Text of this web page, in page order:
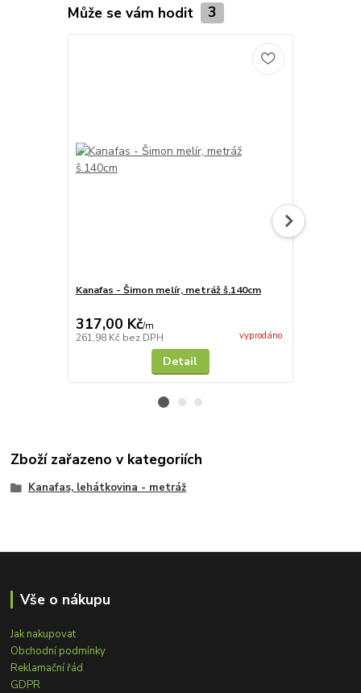
Může se vám hodit 3
Kanafas - Šimon melír, metráž š.140cm
317,00 Kč/m
261,98 Kč bez DPH vyprodáno
Detail
Zboží zařazeno v kategoriích
Kanafas, lehátkovina - metráž
Vše o nákupu
Jak nakupovat
Obchodní podmínky
Reklamační řád
GDPR